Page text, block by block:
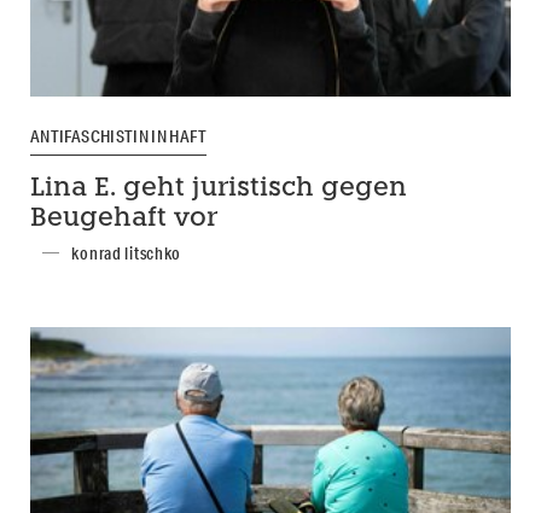
ANTIFASCHISTIN IN HAFT
Lina E. geht juristisch gegen
Beugehaft vor
konrad litschko